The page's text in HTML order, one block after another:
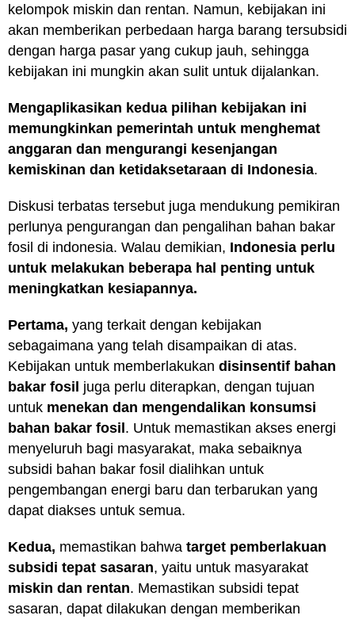
kelompok miskin dan rentan. Namun, kebijakan ini
akan memberikan perbedaan harga barang tersubsidi
dengan harga pasar yang cukup jauh, sehingga
kebijakan ini mungkin akan sulit untuk dijalankan.
Mengaplikasikan kedua pilihan kebijakan ini
memungkinkan pemerintah untuk menghemat
anggaran dan mengurangi kesenjangan
kemiskinan dan ketidaksetaraan di Indonesia.
Diskusi terbatas tersebut juga mendukung pemikiran
perlunya pengurangan dan pengalihan bahan bakar
fosil di indonesia. Walau demikian, Indonesia perlu
untuk melakukan beberapa hal penting untuk
meningkatkan kesiapannya.
Pertama, yang terkait dengan kebijakan
sebagaimana yang telah disampaikan di atas.
Kebijakan untuk memberlakukan disinsentif bahan
bakar fosil juga perlu diterapkan, dengan tujuan
untuk menekan dan mengendalikan konsumsi
bahan bakar fosil . Untuk memastikan akses energi
menyeluruh bagi masyarakat, maka sebaiknya
subsidi bahan bakar fosil dialihkan untuk
pengembangan energi baru dan terbarukan yang
dapat diakses untuk semua.
Kedua, memastikan bahwa target pemberlakuan
subsidi tepat sasaran, yaitu untuk masyarakat
miskin dan rentan. Memastikan subsidi tepat
sasaran, dapat dilakukan dengan memberikan